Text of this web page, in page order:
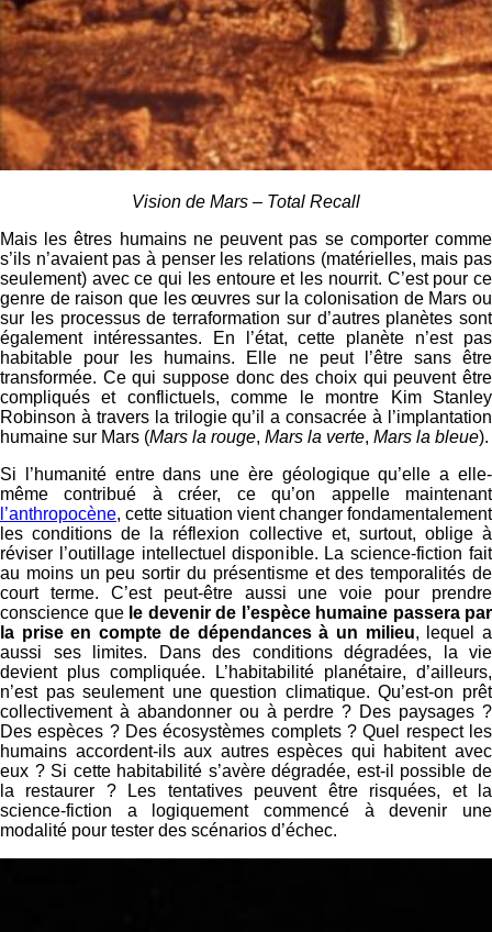
Vision de Mars – Total Recall
Mais les êtres humains ne peuvent pas se comporter comme
s’ils n’avaient pas à penser les relations (matérielles, mais pas
seulement) avec ce qui les entoure et les nourrit. C’est pour ce
genre de raison que les œuvres sur la colonisation de Mars ou
sur les processus de terraformation sur d’autres planètes sont
également intéressantes. En l’état, cette planète n’est pas
habitable pour les humains. Elle ne peut l’être sans être
transformée. Ce qui suppose donc des choix qui peuvent être
compliqués et conflictuels, comme le montre Kim Stanley
Robinson à travers la trilogie qu’il a consacrée à l’implantation
humaine sur Mars (Mars la rouge, Mars la verte, Mars la bleue).
Si l’humanité entre dans une ère géologique qu’elle a elle-
même contribué à créer, ce qu’on appelle maintenant
l’anthropocène, cette situation vient changer fondamentalement
les conditions de la réflexion collective et, surtout, oblige à
réviser l’outillage intellectuel disponible. La science-fiction fait
au moins un peu sortir du présentisme et des temporalités de
court terme. C’est peut-être aussi une voie pour prendre
conscience quele devenir de l’espèce humaine passera par
la prise en compte de dépendances à un milieu, lequel a
aussi ses limites. Dans des conditions dégradées, la vie
devient plus compliquée. L’habitabilité planétaire, d’ailleurs,
n’est pas seulement une question climatique. Qu’est-on prêt
collectivement à abandonner ou à perdre ? Des paysages ?
Des espèces ? Des écosystèmes complets ? Quel respect les
humains accordent-ils aux autres espèces qui habitent avec
eux ? Si cette habitabilité s’avère dégradée, est-il possible de
la restaurer ? Les tentatives peuvent être risquées, et la
science-fiction a logiquement commencé à devenir une
modalité pour tester des scénarios d’échec.